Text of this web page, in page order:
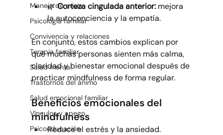
Manejo de crisis
Psicología familiar
Convivencia y relaciones
Terapia familiar
Salud mental
Trastornos del ánimo
Salud emocional familiar
Vínculos y apego
Psicoeducación
🌿 Corteza cingulada anterior: mejora
la autoconciencia y la empatía.
En conjunto, estos cambios explican por
qué muchas personas sienten más calma,
claridad y bienestar emocional después de
practicar mindfulness de forma regular.
Beneficios emocionales del
mindfulness
Reduce el estrés y la ansiedad.